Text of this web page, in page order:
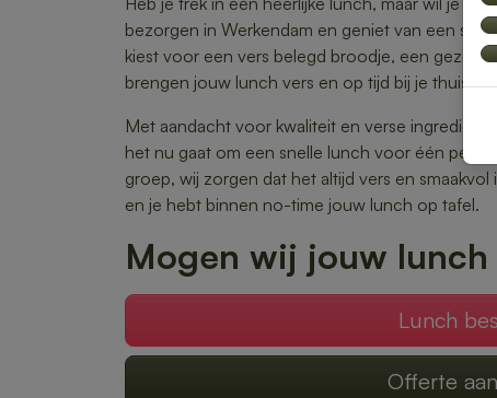
bezorgen in Werkendam en geniet van een
kiest voor een vers belegd broodje, een
brengen jouw lunch vers en op tijd bij je thuis of
Met aandacht voor kwaliteit en verse
het nu gaat om een snelle lunch voor één
groep, wij zorgen dat het altijd vers en
en je hebt binnen no-time jouw lunch op tafel.
Mogen wij jouw lunch
Lunch
Offerte